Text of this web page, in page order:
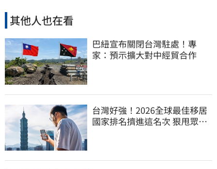
其他人也在看
巴紐宣布關閉台灣駐處！專
家：預示擴大對中經貿合作
台灣好強！2026全球最佳移居
國家排名擠進這名次 狠甩眾多